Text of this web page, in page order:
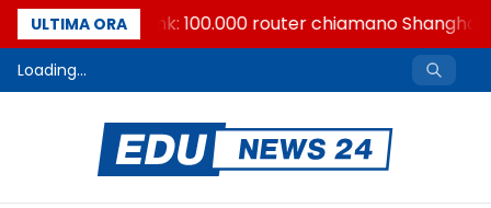
ULTIMA ORA
Backdoor Zbtlink: 100.000 router chiamano Shanghai
Loading...